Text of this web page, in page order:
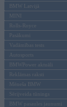
BMW Latvijā
MINI
Rolls-Royce
Pasākumi
Vadāmības tests
Autosports
BMWPower aktuāli
Reklāmas raksti
Mēneša BMW
Sērijveida tūnings
BMW pasaules jaunumi